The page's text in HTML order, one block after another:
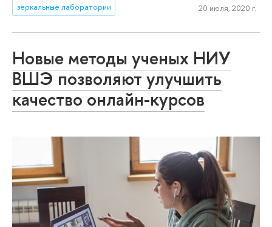
зеркальные лаборатории 20 июля, 2020 г.
Новые методы ученых НИУ
ВШЭ позволяют улучшить
качество онлайн-курсов